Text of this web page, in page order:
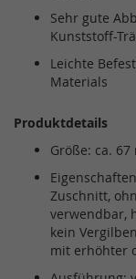
Sehr gute
Kunststoff-
Leichte
Materials
Produktdetails
Größe: ca.
Zuschnitt,
verwendbar,
kein
mit erhöhter